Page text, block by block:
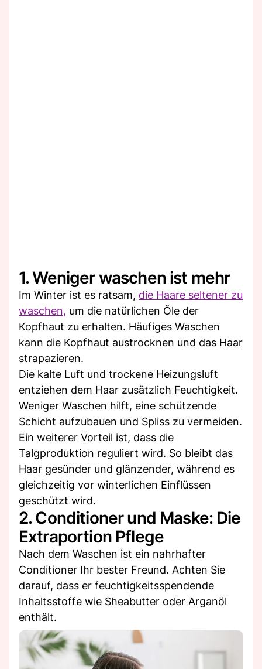
1. Weniger waschen ist mehr
Im Winter ist es ratsam, die Haare seltener zu
waschen, um die natürlichen Öle der
Kopfhaut zu erhalten. Häufiges Waschen
kann die Kopfhaut austrocknen und das Haar
strapazieren.
Die kalte Luft und trockene Heizungsluft
entziehen dem Haar zusätzlich Feuchtigkeit.
Weniger Waschen hilft, eine schützende
Schicht aufzubauen und Spliss zu vermeiden.
Ein weiterer Vorteil ist, dass die
Talgproduktion reguliert wird. So bleibt das
Haar gesünder und glänzender, während es
gleichzeitig vor winterlichen Einflüssen
geschützt wird.
2. Conditioner und Maske: Die
Extraportion Pflege
Nach dem Waschen ist ein nahrhafter
Conditioner Ihr bester Freund. Achten Sie
darauf, dass er feuchtigkeitsspendende
Inhaltsstoffe wie Sheabutter oder Arganöl
enthält.